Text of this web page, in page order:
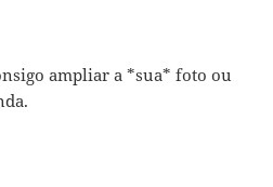
ampliar a *sua* foto ou